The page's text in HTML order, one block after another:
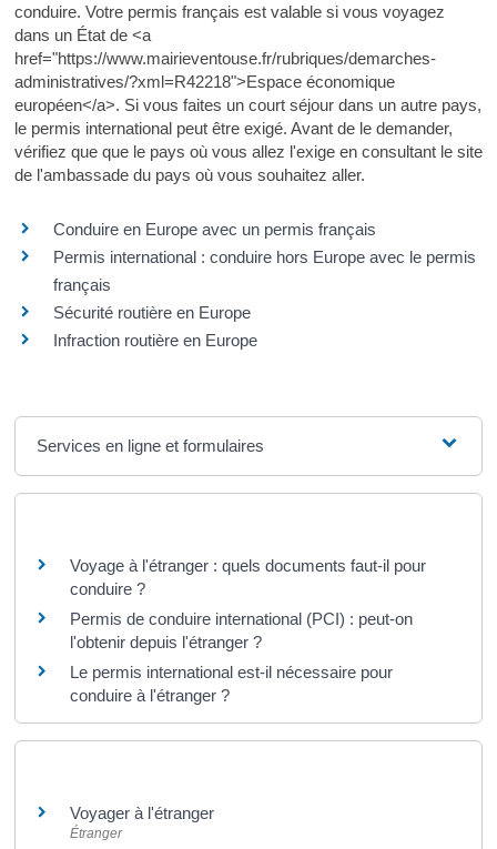
conduire. Votre permis français est valable si vous voyagez
dans un État de <a
href="https://www.mairieventouse.fr/rubriques/demarches-
administratives/?xml=R42218">Espace économique
européen</a>. Si vous faites un court séjour dans un autre pays,
le permis international peut être exigé. Avant de le demander,
vérifiez que que le pays où vous allez l'exige en consultant le site
de l'ambassade du pays où vous souhaitez aller.
Conduire en Europe avec un permis français
Permis international : conduire hors Europe avec le permis
français
Sécurité routière en Europe
Infraction routière en Europe
Services en ligne et formulaires
Voyage à l'étranger : quels documents faut-il pour
conduire ?
Permis de conduire international (PCI) : peut-on
l'obtenir depuis l'étranger ?
Le permis international est-il nécessaire pour
conduire à l'étranger ?
Voyager à l'étranger
Étranger